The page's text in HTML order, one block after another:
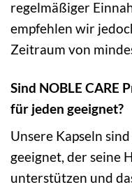
regelmäßiger
empfehlen wir
Zeitraum von
Sind NOBLE CARE
für jeden geeignet?
Unsere Kapseln
geeignet, der seine
unterstützen und